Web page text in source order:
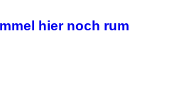
hier noch rum